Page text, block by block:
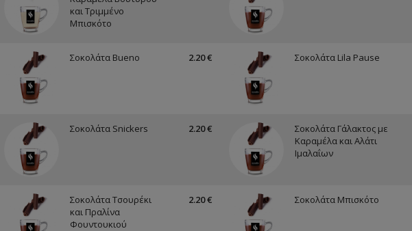
και Τριμμένο
Μπισκότο
Σοκολάτα Bueno 2.20 € Σοκολάτα Lila Pause
Σοκολάτα Snickers 2.20 €
Σοκολάτα Γάλακτος με
Καραμέλα και Αλάτι
Ιμαλαΐων
Σοκολάτα Τσουρέκι
και Πραλίνα
Φουντουκιού
2.20 € Σοκολάτα Μπισκότο